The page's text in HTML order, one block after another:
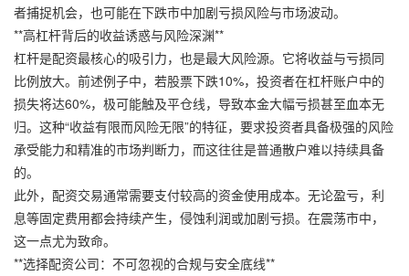
者捕捉机会，也可能在下跌市中加剧亏损风险与市场波动。
**高杠杆背后的收益诱惑与风险深渊**
杠杆是配资最核心的吸引力，也是最大风险源。它将收益与亏损同
比例放大。前述例子中，若股票下跌10%，投资者在杠杆账户中的
损失将达60%，极可能触及平仓线，导致本金大幅亏损甚至血本无
归。这种“收益有限而风险无限”的特征，要求投资者具备极强的风险
承受能力和精准的市场判断力，而这往往是普通散户难以持续具备
的。
此外，配资交易通常需要支付较高的资金使用成本。无论盈亏，利
息等固定费用都会持续产生，侵蚀利润或加剧亏损。在震荡市中，
这一点尤为致命。
**选择配资公司：不可忽视的合规与安全底线**